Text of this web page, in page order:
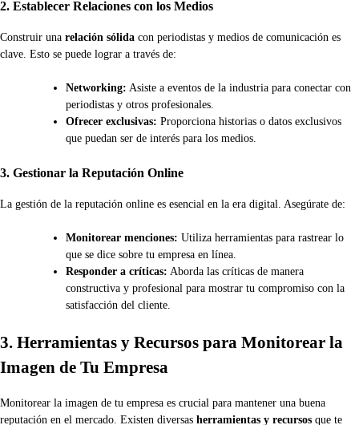
2. Establecer Relaciones con los Medios
Construir una relación sólida con periodistas y medios de comunicación es
clave. Esto se puede lograr a través de:
Networking: Asiste a eventos de la industria para conectar con
periodistas y otros profesionales.
Ofrecer exclusivas: Proporciona historias o datos exclusivos
que puedan ser de interés para los medios.
3. Gestionar la Reputación Online
La gestión de la reputación online es esencial en la era digital. Asegúrate de:
Monitorear menciones: Utiliza herramientas para rastrear lo
que se dice sobre tu empresa en línea.
Responder a críticas: Aborda las críticas de manera
constructiva y profesional para mostrar tu compromiso con la
satisfacción del cliente.
3. Herramientas y Recursos para Monitorear la
Imagen de Tu Empresa
Monitorear la imagen de tu empresa es crucial para mantener una buena
reputación en el mercado. Existen diversas herramientas y recursos que te